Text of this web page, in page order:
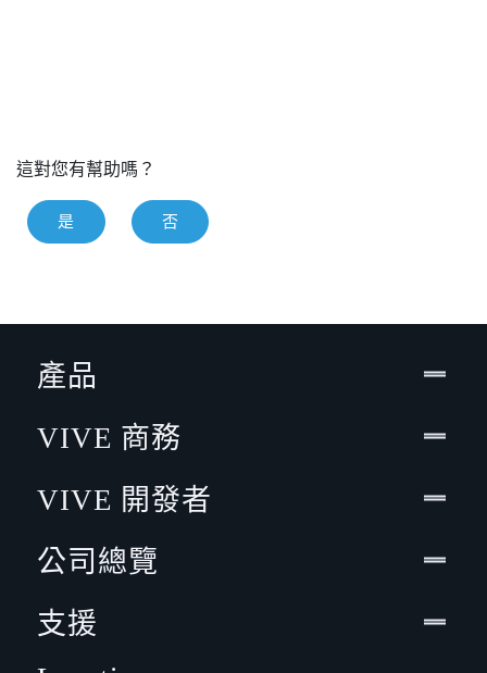
這對您有幫助嗎？
是 否
產品
VIVE 商務
VIVE 開發者
公司總覽
支援